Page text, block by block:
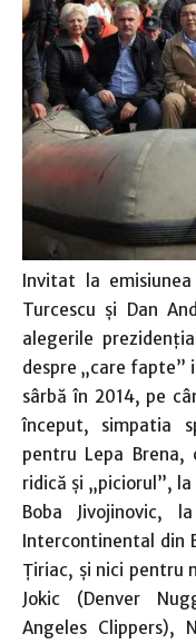
Invitat la
Turcescu şi Dan
alegerile
despre „care fapte”
sârbă în 2014, pe
început, simpatia
pentru Lepa
ridică şi „piciorul”,
Boba Jivojinovic,
Intercontinental din
Ţiriac, şi nici pentru
Jokic (Denver
Angeles Clippers),